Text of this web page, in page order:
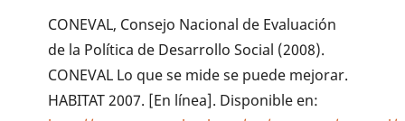
CONEVAL, Consejo Nacional de Evaluación
de la Política de Desarrollo Social (2008).
CONEVAL Lo que se mide se puede mejorar.
HABITAT 2007. [En línea]. Disponible en: